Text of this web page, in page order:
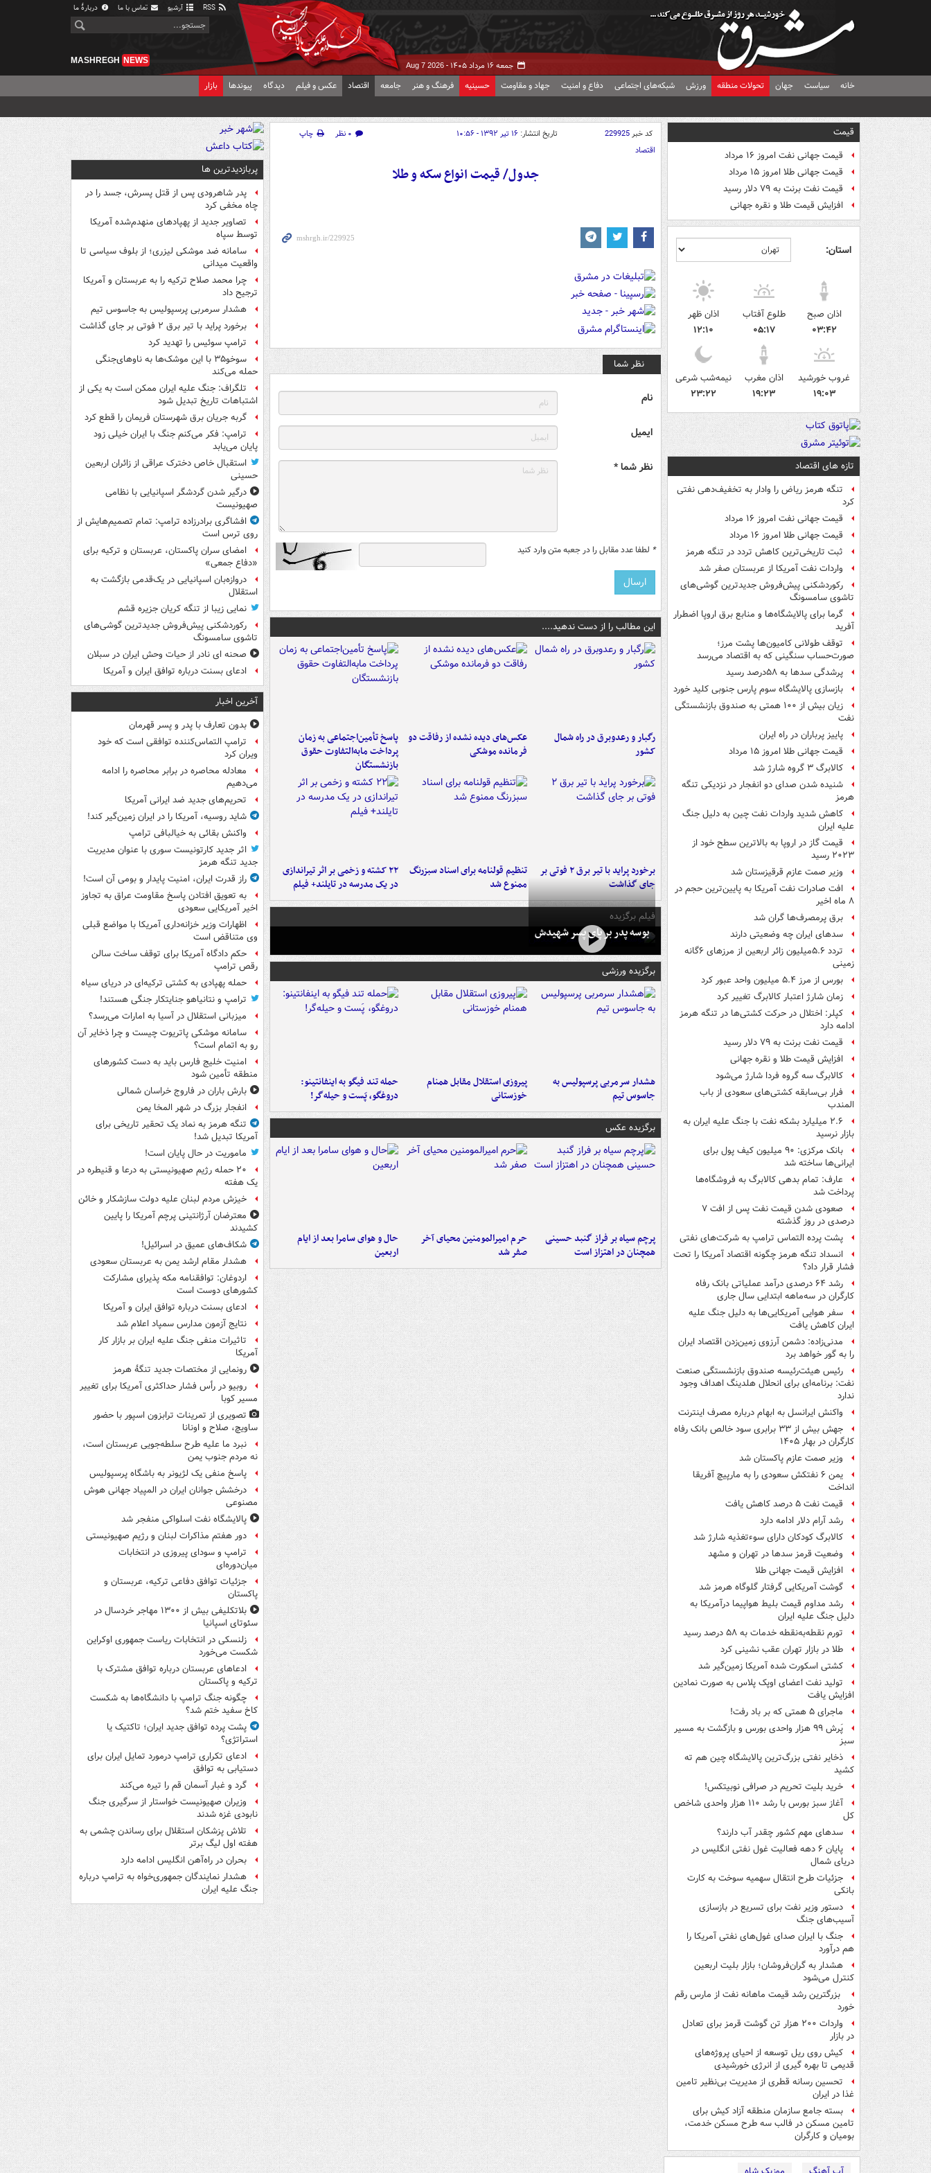
آرشیو تماس با ما دربارهٔ ما
جمعه ۱۶ مرداد ۱۴۰۵ - Aug 7 2026
MASHREGH NEWS
خانه سیاست جهان تحولات منطقه ورزش شبکه‌های اجتماعی دفاع و امنیت جهاد و مقاومت حسینیه فرهنگ و هنر جامعه اقتصاد عکس و فیلم دیدگاه پیوندها بازار
قیمت
قیمت جهانی نفت امروز ۱۶ مرداد
قیمت جهانی طلا امروز ۱۵ مرداد
قیمت نفت برنت به ۷۹ دلار رسید
افزایش قیمت طلا و نقره جهانی
استان:
اذان صبح
۰۳:۴۲
طلوع آفتاب
۰۵:۱۷
اذان ظهر
۱۲:۱۰
غروب خورشید
۱۹:۰۳
اذان مغرب
۱۹:۲۳
نیمه‌شب شرعی
۲۳:۲۲
تازه های اقتصاد
تنگه هرمز ریاض را وادار به تخفیف‌دهی نفتی
کرد
قیمت جهانی نفت امروز ۱۶ مرداد
قیمت جهانی طلا امروز ۱۶ مرداد
ثبت تاریخی‌ترین کاهش تردد در تنگه هرمز
واردات نفت آمریکا از عربستان صفر شد
رکوردشکنی پیش‌فروش جدیدترین گوشی‌های
تاشوی سامسونگ
گرما برای پالایشگاه‌ها و منابع برق اروپا اضطرار
آفرید
توقف طولانی کامیون‌ها پشت مرز؛
صورت‌حساب سنگینی که به اقتصاد می‌رسد
پرشدگی سدها به ۵۸درصد رسید
بازسازی پالایشگاه سوم پارس جنوبی کلید خورد
زیان بیش از ۱۰۰ همتی به صندوق‌ بازنشستگی
نفت
پاییز پرباران در راه ایران
قیمت جهانی طلا امروز ۱۵ مرداد
کالابرگ ۳ گروه شارژ شد
شنیده شدن صدای دو انفجار در نزدیکی تنگه
هرمز
کاهش شدید واردات نفت چین به دلیل جنگ
علیه ایران
قیمت گاز در اروپا به بالاترین سطح خود از
۲۰۲۳ رسید
وزیر صمت عازم قرقیزستان شد
افت صادرات نفت آمریکا به پایین‌ترین حجم در
۸ ماه اخیر
برق پرمصرف‌ها گران شد
سدهای ایران چه وضعیتی دارند
تردد ۵.۶میلیون زائر اربعین از مرزهای ۶گانه
زمینی
بورس از مرز ۵.۴ میلیون واحد عبور کرد
زمان شارژ اعتبار کالابرگ تغییر کرد
کپلر: اختلال در حرکت کشتی‌ها در تنگه هرمز
ادامه دارد
قیمت نفت برنت به ۷۹ دلار رسید
افزایش قیمت طلا و نقره جهانی
کالابرگ سه گروه فردا شارژ می‌شود
فرار بی‌سابقه کشتی‌های سعودی از باب
المندب
۲.۶ میلیارد بشکه نفت با جنگ علیه ایران به
بازار نرسید
بانک مرکزی: ۹۰ میلیون کیف پول برای
ایرانی‌ها ساخته شد
عارف: تمام بدهی کالابرگ به فروشگاه‌ها
پرداخت شد
صعودی شدن قیمت نفت پس از افت ۷
درصدی در روز گذشته
پشت پرده التماس ترامپ به شرکت‌های نفتی
انسداد تنگه هرمز چگونه اقتصاد آمریکا را تحت
فشار قرار داد؟
رشد ۶۴ درصدی درآمد عملیاتی بانک رفاه
کارگران در سه‌ماهه ابتدایی سال جاری
سفر هوایی آمریکایی‌ها به دلیل جنگ علیه
ایران کاهش یافت
مدنی‌زاده: دشمن آرزوی زمین‌زدن اقتصاد ایران
را به گور خواهد برد
رئیس هیئت‌رئیسه صندوق بازنشستگی صنعت
نفت: برنامه‌ای برای انحلال هلدینگ اهداف وجود
ندارد
واکنش ایرانسل به ابهام درباره مصرف اینترنت
جهش بیش از ۳۳ برابری سود خالص بانک رفاه
کارگران در بهار ۱۴۰۵
وزیر صمت عازم پاکستان شد
یمن ۶ نفتکش سعودی را به مارپیچ آفریقا
انداخت
قیمت نفت ۵ درصد کاهش یافت
رشد آرام دلار ادامه دارد
کالابرگ کودکان دارای سوءتغذیه شارژ شد
وضعیت قرمز سدها در تهران و مشهد
افزایش قیمت جهانی طلا
گوشت آمریکایی گرفتار گلوگاه هرمز شد
رشد مداوم قیمت بلیط هواپیما درآمریکا به
دلیل جنگ علیه ایران
تورم نقطه‌به‌نقطه خدمات به ۵۸ درصد رسید
طلا در بازار تهران عقب نشینی کرد
کشتی اسکورت شده آمریکا زمین‌گیر شد
تولید نفت اعضای اوپک پلاس به صورت نمادین
افزایش یافت
ماجرای ۵ همتی که بر باد رفت!
پَرش ۹۹ هزار واحدی بورس و بازگشت به مسیر
سبز
ذخایر نفتی بزرگ‌ترین پالایشگاه چین هم ته
کشید
خرید بلیت تحریم در صرافی نوبیتکس!
آغاز سبز بورس با رشد ۱۱۰ هزار واحدی شاخص
کل
سدهای مهم کشور چقدر آب دارند؟
پایان ۶ دهه فعالیت غول نفتی انگلیس در
دریای شمال
جزئیات طرح انتقال سهمیه سوخت به کارت
بانکی
دستور وزیر نفت برای تسریع در بازسازی
آسیب‌های جنگ
جنگ با ایران صدای غول‌های نفتی آمریکا را
هم درآورد
هشدار به گران‌فروشان؛ بازار بلیت اربعین
کنترل می‌شود
بزرگترین رشد قیمت ماهانه نفت از مارس رقم
خورد
واردات ۲۰۰ هزار تن گوشت قرمز برای تعادل
در بازار
کیش روی ریل توسعه از احیای پروژه‌های
قدیمی تا بهره گیری از انرژی خورشیدی
تحسین رسانه قطری از مدیریت بی‌نظیر تامین
غذا در ایران
بسته جامع سازمان منطقه آزاد کیش برای
تامین مسکن در فالب سه طرح مسکن خدمت،
بومیان و کارگران
کد خبر229925 تاریخ انتشار: ۱۶ تیر ۱۳۹۲ - ۱۰:۵۶ ۰ نظر
چاپ
اقتصاد
جدول/ قیمت انواع سکه و طلا
نظر شما
نام
ایمیل
نظر شما *
* لطفا عدد مقابل را در جعبه متن وارد کنید
این مطالب را از دست ندهید....
رگبار و رعدوبرق در راه شمال
کشور
عکس‌های دیده نشده از رفاقت دو
فرمانده‌ موشکی
پاسخ تأمین‌اجتماعی به زمان
پرداخت مابه‌التفاوت حقوق
بازنشستگان
برخورد پراید با تیر برق ۲ فوتی بر
جای گذاشت
تنظیم قولنامه برای اسناد سبزرنگ
ممنوع شد
۲۲ کشته و زخمی بر اثر تیراندازی
در یک مدرسه در تایلند+ فیلم
فیلم برگزیده
بوسه‌ پدر بر پای پسر شهیدش
برگزیده ورزشی
هشدار سرمربی پرسپولیس به
جاسوس تیم
پیروزی استقلال مقابل همنام
خوزستانی
حمله تند فیگو به اینفانتینو:
دروغگو، پَست‌ و حیله‌گر!
برگزیده عکس
پرچم سیاه بر فراز گنبد حسینی
همچنان در اهتزاز است
حرم امیرالمومنین محیای آخر
صفر شد
حال و هوای سامرا بعد از ایام
اربعین
پربازدیدترین ها
پدر شاهرودی پس از قتل پسرش، جسد را در
چاه مخفی کرد
تصاویر جدید از پهپادهای منهدم‌شده آمریکا
توسط سپاه
سامانه ضد موشکی لیزری؛ از بلوف سیاسی تا
واقعیت میدانی
چرا محمد صلاح ترکیه را به عربستان و آمریکا
ترجیح داد
هشدار سرمربی پرسپولیس به جاسوس تیم
برخورد پراید با تیر برق ۲ فوتی بر جای گذاشت
ترامپ سوئیس را تهدید کرد
سوخو۳۵ با این موشک‌ها به ناوهای‌جنگی
حمله می‌کند
تلگراف: جنگ علیه ایران ممکن است به یکی از
اشتباهات تاریخ تبدیل شود
گربه جریان برق شهرستان فریمان را قطع کرد
ترامپ: فکر می‌کنم جنگ با ایران خیلی زود
پایان می‌یابد
استقبال خاص دخترک عراقی از زائران اربعین
حسینی
درگیر شدن گردشگر اسپانیایی با نظامی
صهیونیست
افشاگری برادرزاده ترامپ: تمام تصمیم‌هایش از
روی ترس است
امضای سران پاکستان، عربستان و ترکیه برای
«دفاع جمعی»
دروازه‌بان اسپانیایی در یک‌قدمی بازگشت به
استقلال
نمایی زیبا از تنگه کریان جزیره قشم
رکوردشکنی پیش‌فروش جدیدترین گوشی‌های
تاشوی سامسونگ
صحنه ای نادر از حیات وحش ایران در سبلان
ادعای بسنت درباره توافق ایران و آمریکا
آخرین اخبار
بدون تعارف با پدر و پسر قهرمان
ترامپ التماس‌کننده توافقی است که خود
ویران کرد
معادله محاصره در برابر محاصره را ادامه
می‌دهیم
تحریم‌های جدید ضد ایرانی آمریکا
شاید روسیه، آمریکا را در ایران زمین‌گیر کند!
واکنش بقائی به خیالبافی ترامپ
اثر جدید کارتونیست سوری با عنوان مدیریت
جدید تنگه هرمز
راز قدرت ایران، امنیت پایدار و بومی آن است!
به تعویق افتادن پاسخ مقاومت عراق به تجاوز
اخیر آمریکایی سعودی
اظهارات وزیر خزانه‌داری آمریکا با مواضع قبلی
وی متناقض است
حکم دادگاه آمریکا برای توقف ساخت سالن
رقص ترامپ
حمله پهپادی به کشتی ترکیه‌ای در دریای سیاه
ترامپ و نتانیاهو جنایتکار جنگی هستند!
میزبانی استقلال در آسیا به امارات می‌رسد؟
سامانه موشکی پاتریوت چیست و چرا ذخایر آن
رو به اتمام است؟
امنیت خلیج فارس باید به دست کشورهای
منطقه تأمین شود
بارش باران در فاروج خراسان شمالی
انفجار بزرگ در شهر المخا یمن
تنگه هرمز به نماد یک تحقیر تاریخی برای
آمریکا تبدیل شد!
ماموریت در حال پایان است!
۲۰ حمله رژیم صهیونیستی به درعا و قنیطره در
یک هفته
خیزش مردم لبنان علیه دولت سازشکار و خائن
معترضان آرژانتینی پرچم آمریکا را پایین
کشیدند
شکاف‌های عمیق در اسرائیل!
هشدار مقام ارشد یمن به عربستان سعودی
اردوغان: توافقنامه مکه پذیرای مشارکت
کشورهای دوست است
ادعای بسنت درباره توافق ایران و آمریکا
نتایج آزمون مدارس سمپاد اعلام شد
تاثیرات منفی جنگ علیه ایران بر بازار کار
آمریکا
رونمایی از مختصات جدید تنگۀ هرمز
روبیو در رأس فشار حداکثری آمریکا برای تغییر
مسیر کوبا
تصویری از تمرینات ترابزون اسپور با حضور
ساویچ، صلاح و اونانا
نبرد ما علیه طرح سلطه‌جویی عربستان است،
نه مردم جنوب یمن
پاسخ منفی یک لژیونر به باشگاه پرسپولیس
درخشش جوانان ایران در المپیاد جهانی هوش
مصنوعی
پالایشگاه نفت اسلواکی منفجر شد
دور هفتم مذاکرات لبنان و رژیم صهیونیستی
ترامپ و سودای پیروزی در انتخابات
میان‌دوره‌ای
جزئیات توافق دفاعی ترکیه، عربستان و
پاکستان
بلاتکلیفی بیش از ۱۳۰۰ مهاجر خردسال در
سئوتای اسپانیا
زلنسکی در انتخابات ریاست جمهوری اوکراین
شکست می‌خورد
ادعاهای عربستان درباره توافق مشترک با
ترکیه و پاکستان
چگونه جنگ ترامپ با دانشگاه‌ها به شکست
کاخ سفید ختم شد؟
پشت پرده توافق جدید ایران؛ تاکتیک یا
استراتژی؟
ادعای تکراری ترامپ درمورد تمایل ایران برای
دستیابی به توافق
گرد و غبار آسمان قم را تیره می‌کند
وزیران صهیونیست خواستار از سرگیری جنگ
نابودی غزه شدند
تلاش پزشکان استقلال برای رساندن چشمی به
هفته اول لیگ برتر
بحران در راه‌آهن انگلیس ادامه دارد
هشدار نمایندگان جمهوری‌خواه به ترامپ درباره
جنگ علیه ایران